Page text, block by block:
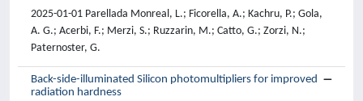
2025-01-01 Parellada Monreal, L.; Ficorella, A.; Kachru, P.; Gola,
A. G.; Acerbi, F.; Merzi, S.; Ruzzarin, M.; Catto, G.; Zorzi, N.;
Paternoster, G.
Back-side-illuminated Silicon photomultipliers for improved
radiation hardness